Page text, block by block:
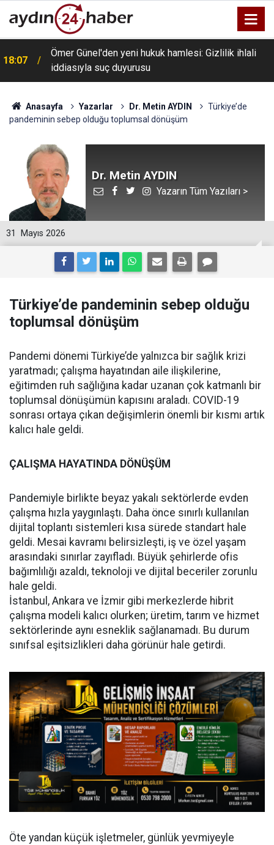
18:07
Ömer Günel'den yeni hukuk hamlesi: Gizlilik ihlali
iddiasıyla suç duyurusu
Anasayfa Yazarlar Dr. Metin AYDIN
Türkiye’de
pandeminin sebep olduğu toplumsal dönüşüm
Dr. Metin AYDIN
Yazarın Tüm Yazıları >
31 Mayıs 2026
Türkiye’de pandeminin sebep olduğu
toplumsal dönüşüm
Pandemi dönemi Türkiye’de yalnızca bir sağlık krizi
yaratmadı; çalışma hayatından aile ilişkilerine,
eğitimden ruh sağlığına kadar uzanan çok katmanlı bir
toplumsal dönüşümün kapısını araladı. COVID-19
sonrası ortaya çıkan değişimlerin önemli bir kısmı artık
kalıcı hale geldi.
ÇALIŞMA HAYATINDA DÖNÜŞÜM
Pandemiyle birlikte beyaz yakalı sektörlerde evden
çalışma hızla yaygınlaştı. Daha önce sınırlı kullanılan
dijital toplantı sistemleri kısa sürede standart hale
geldi. Mesai kavramı belirsizleşti, iş ve özel yaşam
arasındaki sınırlar zayıfladı. Büyük şehirlerde ofis
bağımlılığı azaldı, teknoloji ve dijital beceriler zorunlu
hale geldi.
İstanbul, Ankara ve İzmir gibi merkezlerde hibrit
çalışma modeli kalıcı olurken; üretim, tarım ve hizmet
sektörlerinde aynı esneklik sağlanamadı. Bu durum
sınıfsal eşitsizlikleri daha görünür hale getirdi.
Öte yandan küçük işletmeler, günlük yevmiyeyle